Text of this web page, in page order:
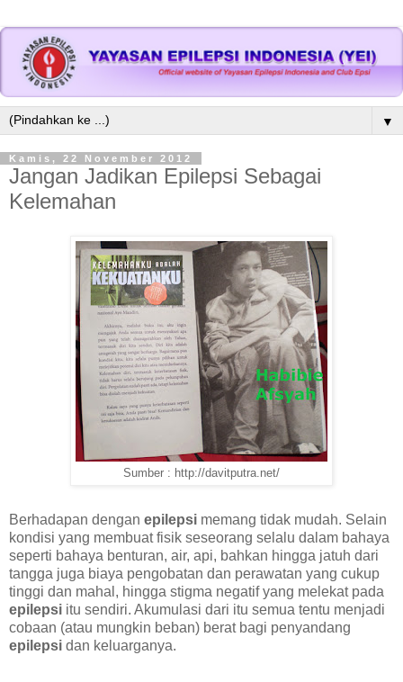
▼
Kamis, 22 November 2012
Jangan Jadikan Epilepsi Sebagai
Kelemahan
Sumber : http://davitputra.net/
Berhadapan dengan epilepsi memang tidak mudah. Selain
kondisi yang membuat fisik seseorang selalu dalam bahaya
seperti bahaya benturan, air, api, bahkan hingga jatuh dari
tangga juga biaya pengobatan dan perawatan yang cukup
tinggi dan mahal, hingga stigma negatif yang melekat pada
epilepsi itu sendiri. Akumulasi dari itu semua tentu menjadi
cobaan (atau mungkin beban) berat bagi penyandang
epilepsi dan keluarganya.